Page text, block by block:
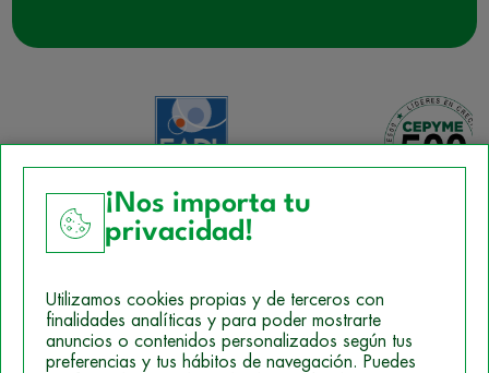
Política de Cookies
Mapa del sitio
¡Nos importa tu
privacidad!
Utilizamos cookies propias y de terceros con
finalidades analíticas y para poder mostrarte
anuncios o contenidos personalizados según tus
preferencias y tus hábitos de navegación. Puedes